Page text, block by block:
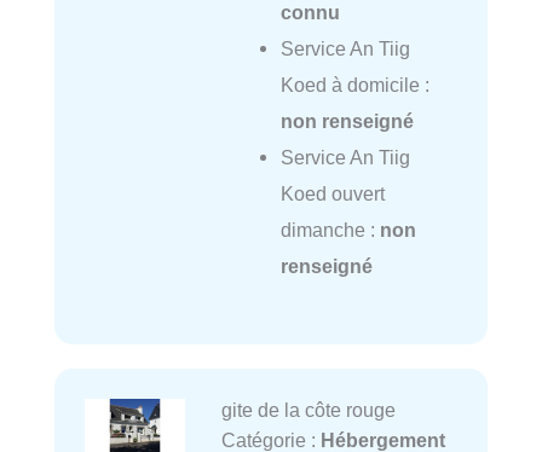
connu
Service An Tiig
Koed à domicile :
non renseigné
Service An Tiig
Koed ouvert
dimanche : non
renseigné
gite de la côte rouge
Catégorie : Hébergement